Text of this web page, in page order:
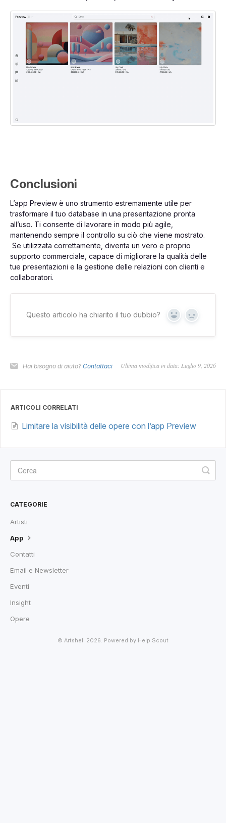
Conclusioni
L’app Preview è uno strumento estremamente utile per
trasformare il tuo database in una presentazione pronta
all’uso. Ti consente di lavorare in modo più agile,
mantenendo sempre il controllo su ciò che viene mostrato.
Se utilizzata correttamente, diventa un vero e proprio
supporto commerciale, capace di migliorare la qualità delle
tue presentazioni e la gestione delle relazioni con clienti e
collaboratori.
Questo articolo ha chiarito il tuo dubbio? Yes No
Hai bisogno di aiuto? Contattaci Ultima modifica in data: Luglio 9, 2026
ARTICOLI CORRELATI
Limitare la visibilità delle opere con l’app Preview
CATEGORIE
Artisti
App
Contatti
Email e Newsletter
Eventi
Insight
Opere
© Artshell 2026. Powered by Help Scout